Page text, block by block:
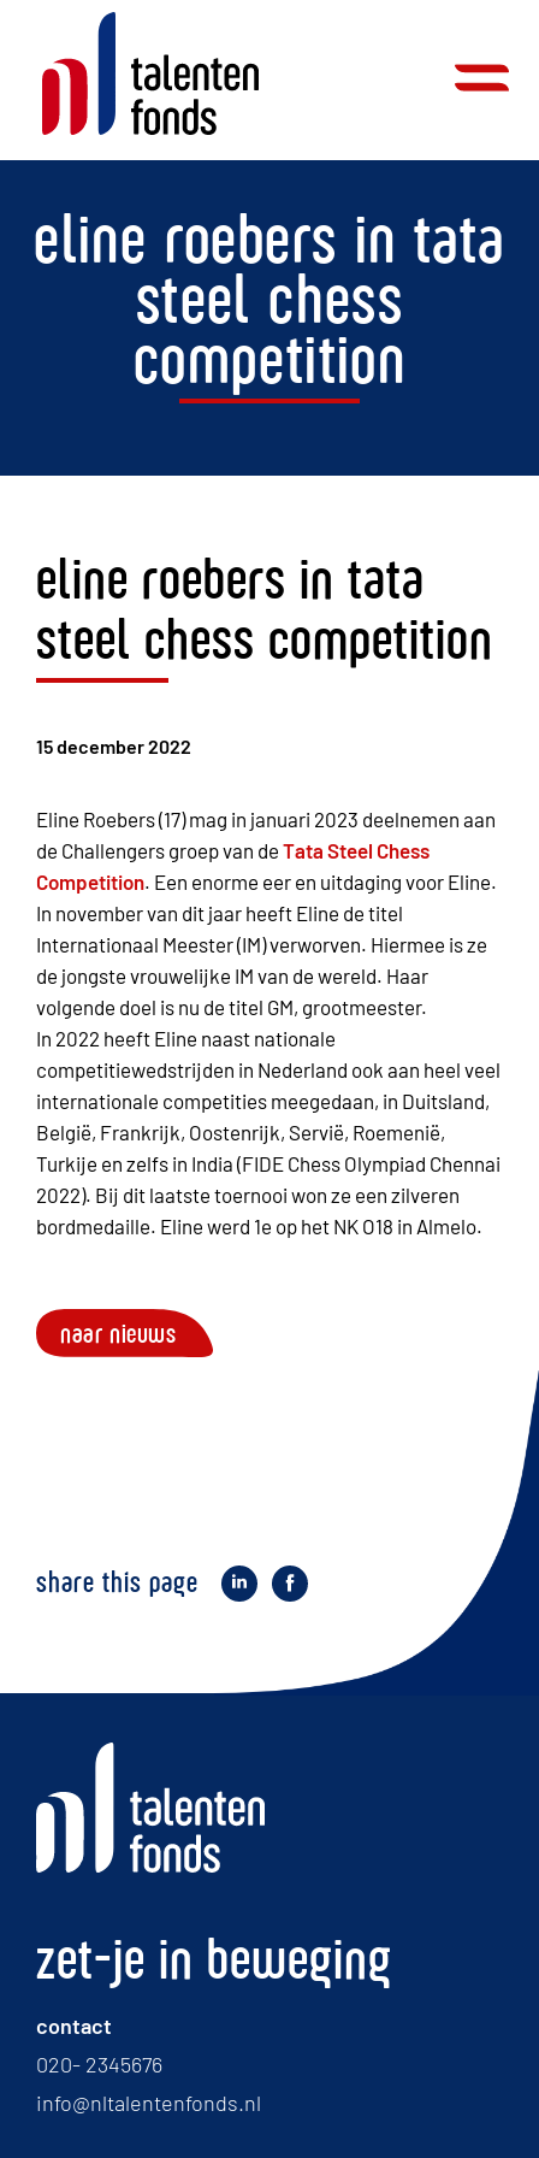
eline roebers in tata
steel chess
competition
eline roebers in tata
steel chess competition
15 december 2022
Eline Roebers (17) mag in januari 2023 deelnemen aan
de Challengers groep van de Tata Steel Chess
Competition. Een enorme eer en uitdaging voor Eline.
In november van dit jaar heeft Eline de titel
Internationaal Meester (IM) verworven. Hiermee is ze
de jongste vrouwelijke IM van de wereld. Haar
volgende doel is nu de titel GM, grootmeester.
In 2022 heeft Eline naast nationale
competitiewedstrijden in Nederland ook aan heel veel
internationale competities meegedaan, in Duitsland,
België, Frankrijk, Oostenrijk, Servië, Roemenië,
Turkije en zelfs in India (FIDE Chess Olympiad Chennai
2022). Bij dit laatste toernooi won ze een zilveren
bordmedaille. Eline werd 1e op het NK O18 in Almelo.
naar nieuws
share this page
zet-je in beweging
contact
020- 2345676
info@nltalentenfonds.nl